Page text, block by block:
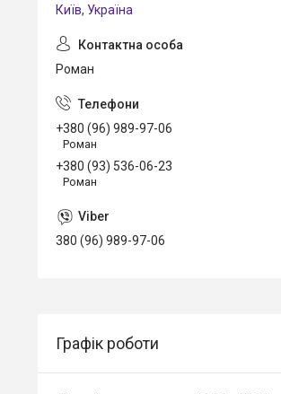
Київ, Україна
Роман
+380 (96) 989-97-06
Роман
+380 (93) 536-06-23
Роман
380 (96) 989-97-06
Графік роботи